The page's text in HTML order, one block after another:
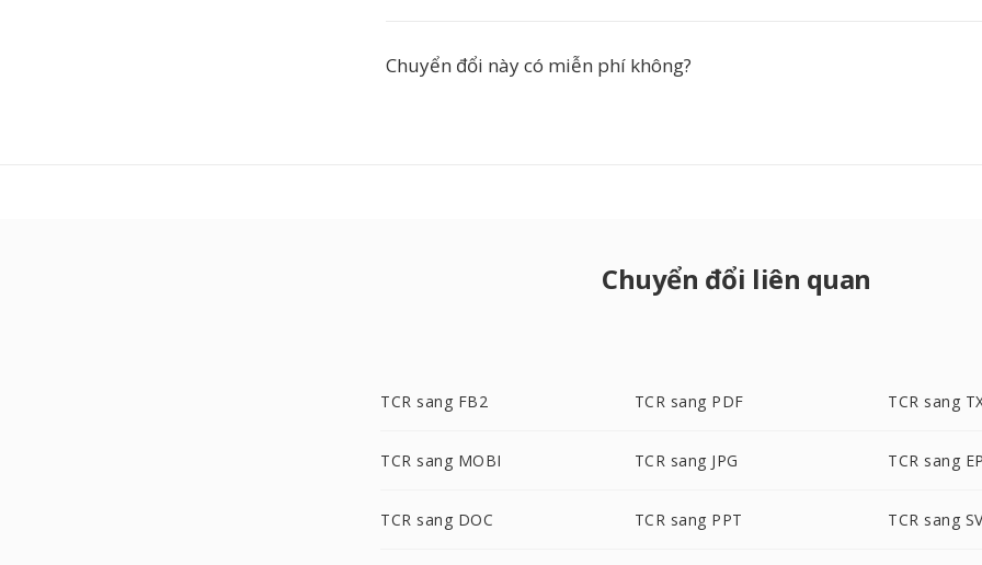
Chuyển đổi này có miễn phí không?
Chuyển đổi liên quan
TCR sang FB2 TCR sang PDF TCR sang
TCR sang MOBI TCR sang JPG TCR sang
TCR sang DOC TCR sang PPT TCR sang